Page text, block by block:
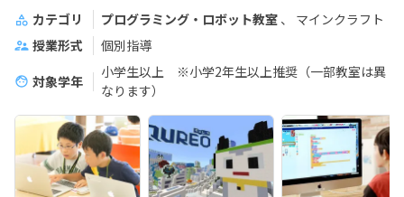
カテゴリ プログラミング・ロボット教室
マインクラフト
授業形式
個別指導
対象学年
小学生以上 ※小学2年生以上推奨（一部教室は異
なります）